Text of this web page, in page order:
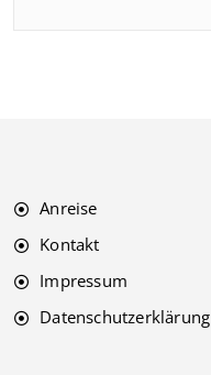
Anreise
Kontakt
Impressum
Datenschutzerklärung